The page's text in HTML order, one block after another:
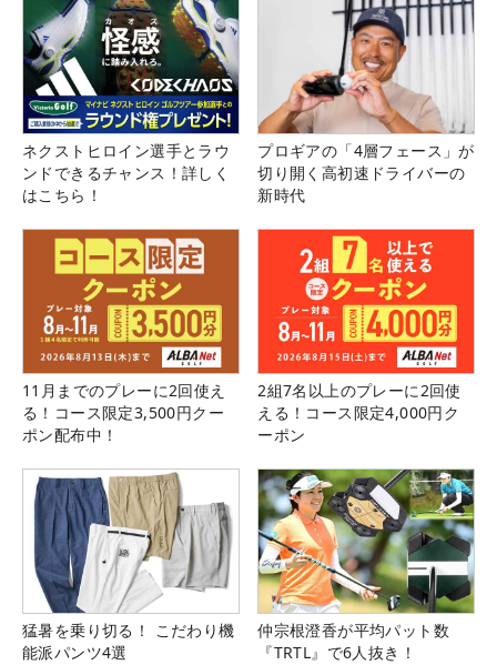
ネクストヒロイン選手とラウ
ンドできるチャンス！詳しく
はこちら！
プロギアの「4層フェース」が
切り開く高初速ドライバーの
新時代
11月までのプレーに2回使え
る！コース限定3,500円クー
ポン配布中！
2組7名以上のプレーに2回使
える！コース限定4,000円ク
ーポン
猛暑を乗り切る！ こだわり機
能派パンツ4選
仲宗根澄香が平均パット数
『TRTL』で6人抜き！